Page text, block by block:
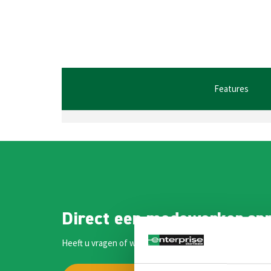
Features
Direct een medewerker
Heeft u vragen of wilt u meer informatie? Onze